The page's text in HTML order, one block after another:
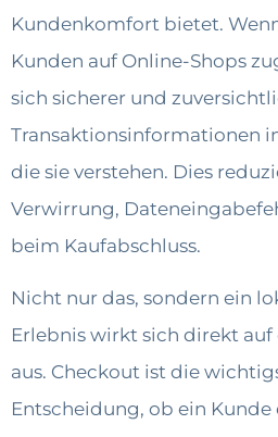
Kundenkomfort bietet.
Kunden auf Online-Shops
sich sicherer und
Transaktionsinformationen
die sie verstehen. Dies
Verwirrung,
beim Kaufabschluss.
Nicht nur das, sondern ein
Erlebnis wirkt sich direkt auf
aus. Checkout ist die
Entscheidung, ob ein